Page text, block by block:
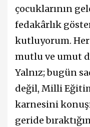
çocuklarının
fedakârlık
kutluyorum. Her
mutlu ve umut
Yalnız; bugün
değil, Milli
karnesini
geride